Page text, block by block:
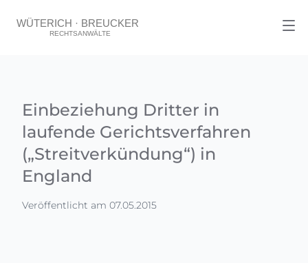
Einbeziehung Dritter in
laufende Gerichtsverfahren
(„Streitverkündung“) in
England
Veröffentlicht am 07.05.2015